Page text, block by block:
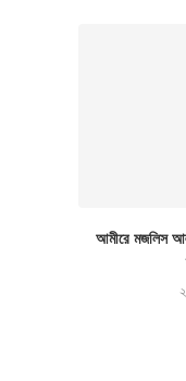
আমীরে মজলিস